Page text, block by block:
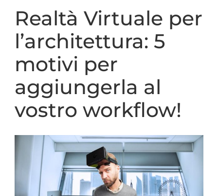
Realtà Virtuale per
l’architettura: 5
motivi per
aggiungerla al
vostro workflow!